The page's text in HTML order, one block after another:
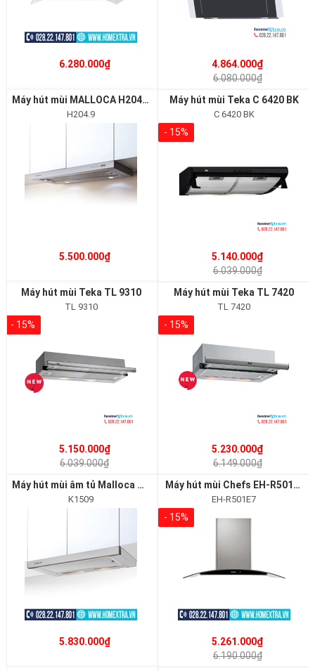
6.280.000₫
4.864.000₫
6.080.000₫
Máy hút mùi MALLOCA H204.9
H204.9
5.500.000₫
Máy hút mùi Teka C 6420 BK
C 6420 BK
- 15%
5.140.000₫
6.039.000₫
Máy hút mùi Teka TL 9310
TL 9310
- 15%
5.150.000₫
6.039.000₫
Máy hút mùi Teka TL 7420
TL 7420
- 15%
5.230.000₫
6.149.000₫
Máy hút mùi âm tủ Malloca K1509
K1509
5.830.000₫
Máy hút mùi Chefs EH-R501E7
EH-R501E7
- 15%
5.261.000₫
6.190.000₫